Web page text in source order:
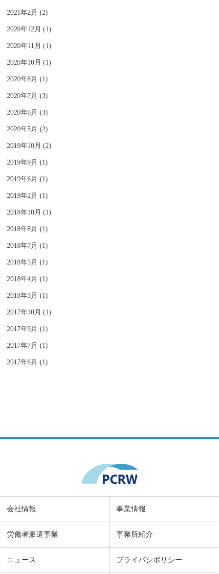
2021年2月 (2)
2020年12月 (1)
2020年11月 (1)
2020年10月 (1)
2020年8月 (1)
2020年7月 (3)
2020年6月 (3)
2020年5月 (2)
2019年10月 (2)
2019年9月 (1)
2019年6月 (1)
2019年2月 (1)
2018年10月 (1)
2018年8月 (1)
2018年7月 (1)
2018年5月 (1)
2018年4月 (1)
2018年3月 (1)
2017年10月 (1)
2017年9月 (1)
2017年7月 (1)
2017年6月 (1)
会社情報 事業情報
労働者派遣事業 事業所紹介
ニュース プライバシポリシー